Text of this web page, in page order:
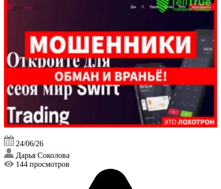
24/06/26
Дарья Соколова
144 просмотров